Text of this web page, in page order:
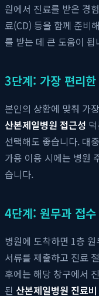
원에서 진료를 받은 경
료(CD) 등을 함께 준비
를 받는 데 큰 도움이 됩
3단계: 가장 편리
본인의 상황에 맞춰 가
산본제일병원 접근성
선택해도 좋습니다. 대
가용 이용 시에는 병원
습니다.
4단계: 원무과 접
병원에 도착하면 1층
서류를 제출하고 진료
후에는 해당 창구에서
된 산본제일병원 진료비